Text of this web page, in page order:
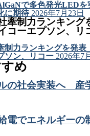
で多色発光LED
に期待 2026年7月23日
牽制力ランキン
コーエプソン、リ
制力ランキングを発
ソン、リコー 2026年7
め
の社会実装へ 産
電でエネルギーの